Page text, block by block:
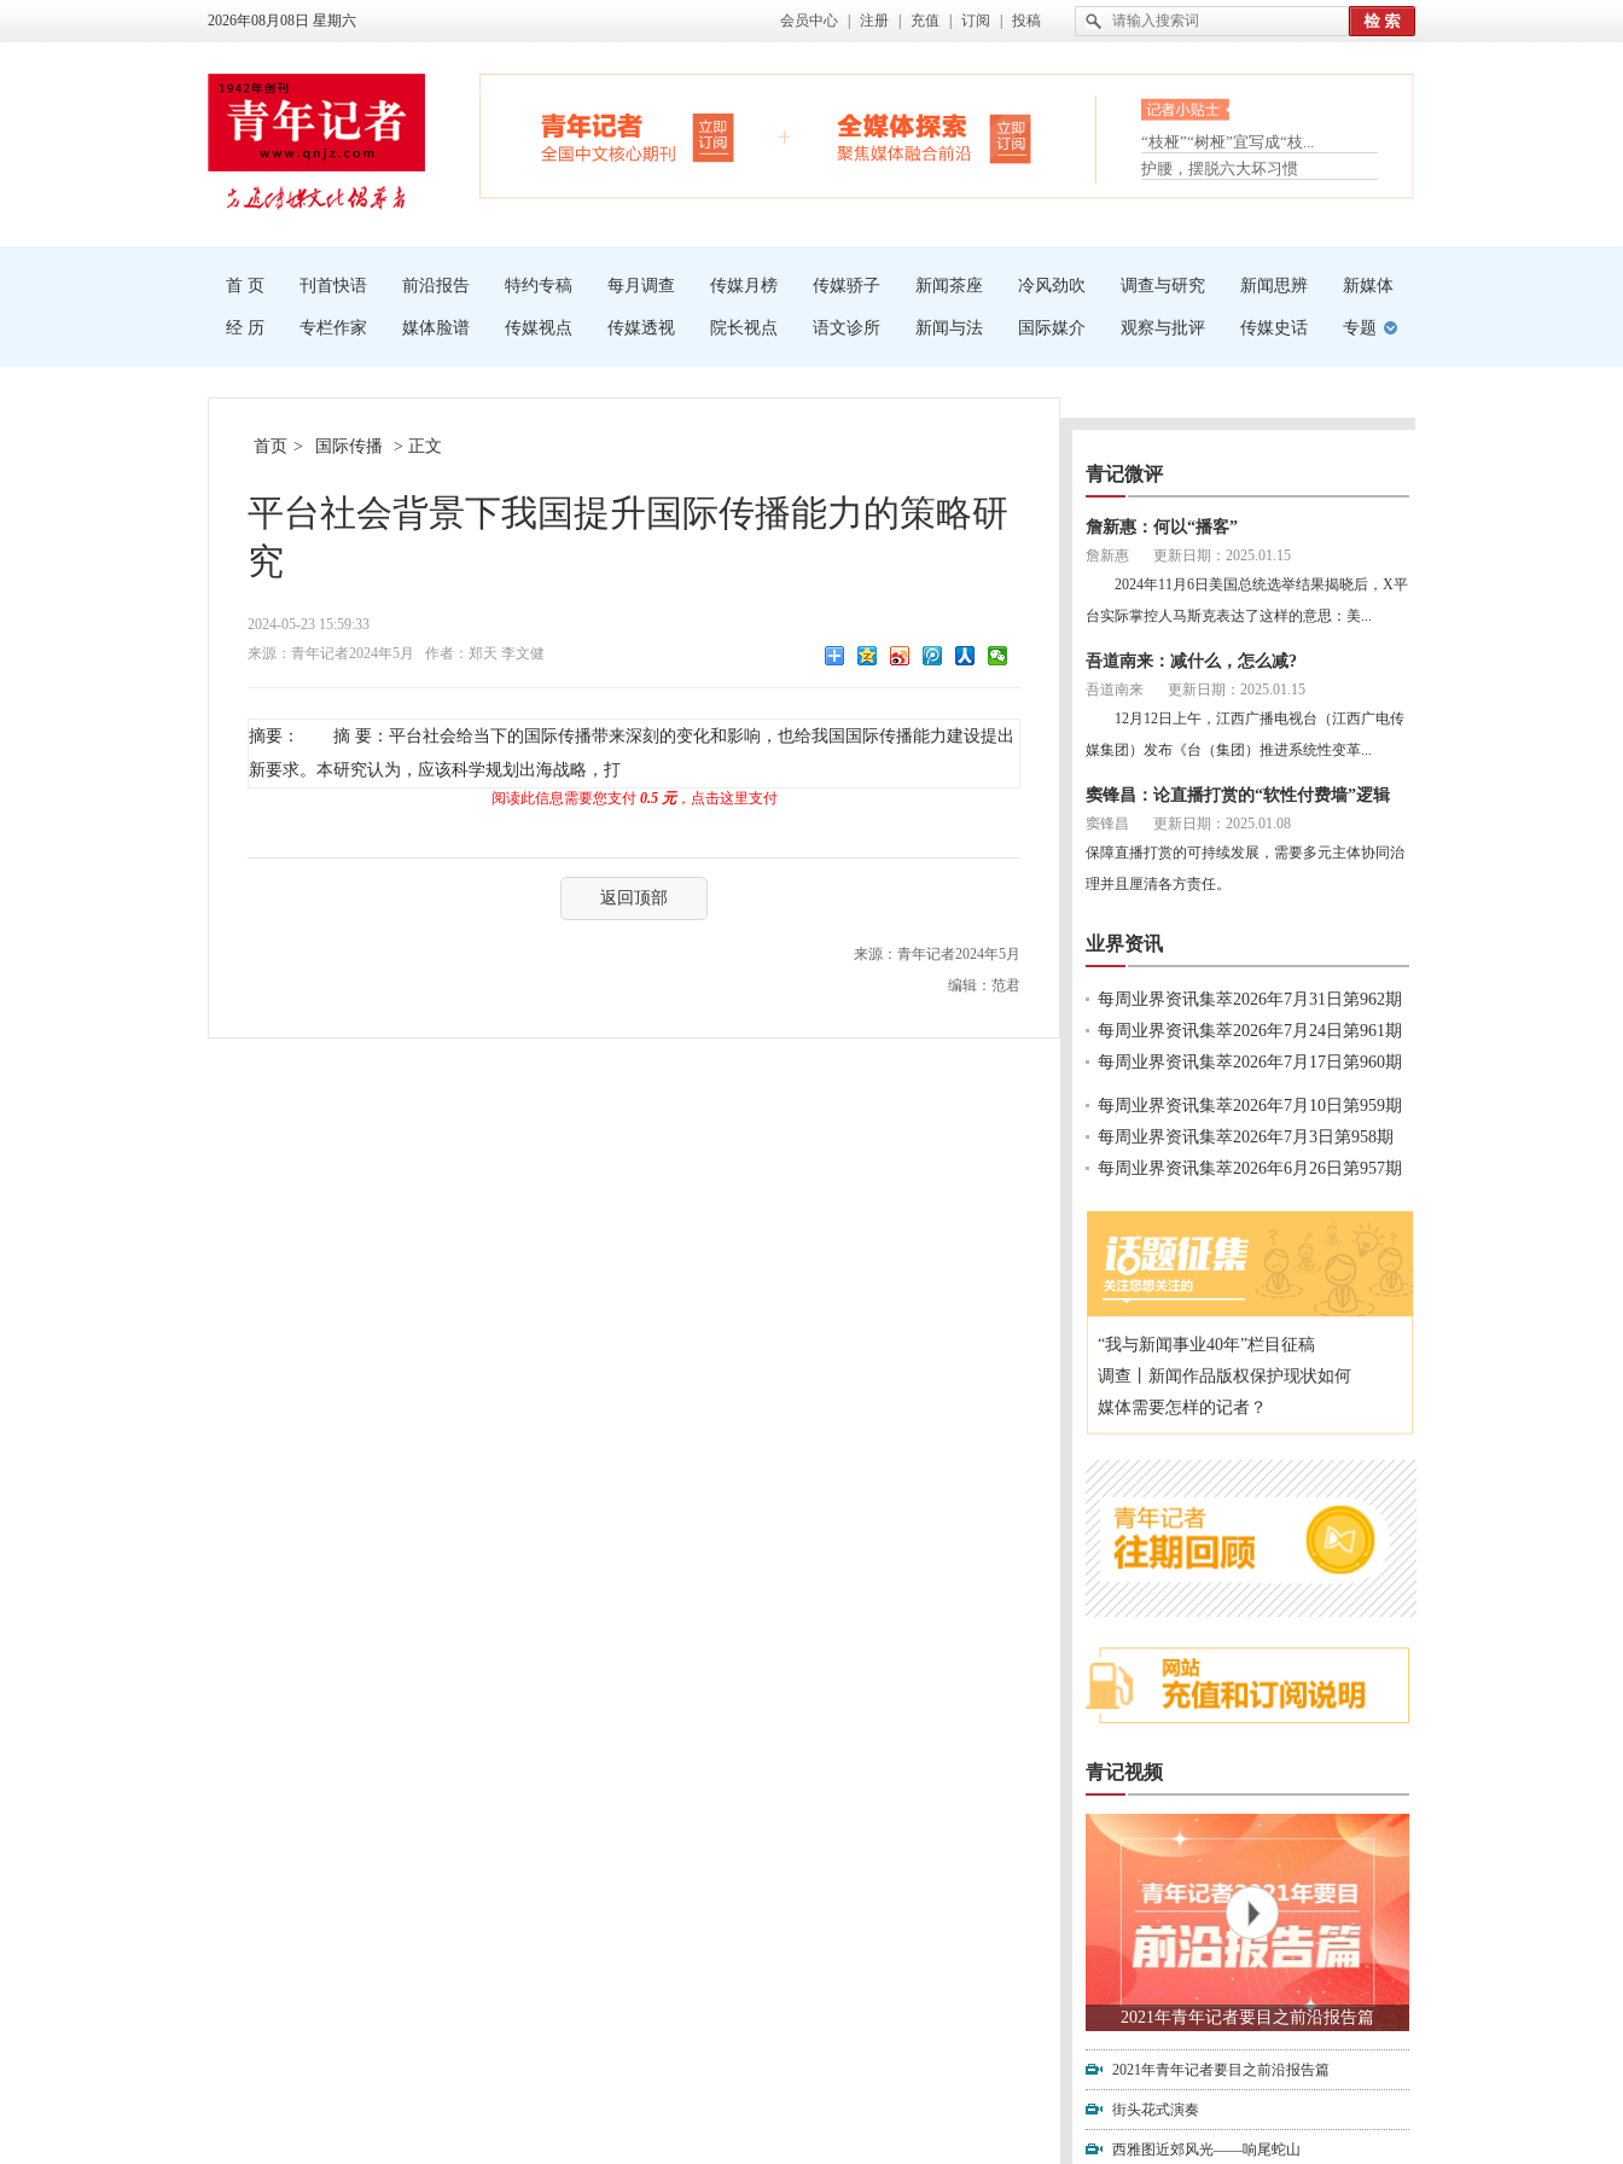
2026年08月08日 星期六 会员中心 注册 充值 订阅 投稿
眼白变红或是结膜下出血
“枝桠”“树桠”宜写成“枝...
夏天缓解疲劳有三招
护腰，摆脱六大坏习惯
首 页 刊首快语 前沿报告 特约专稿 每月调查 传媒月榜 传媒骄子 新闻茶座 冷风劲吹 调查与研究 新闻思辨 新媒体
经 历 专栏作家 媒体脸谱 传媒视点 传媒透视 院长视点 语文诊所 新闻与法 国际媒介 观察与批评 传媒史话 专题
首页 > 国际传播 > 正文
平台社会背景下我国提升国际传播能力的策略研
究
2024-05-23 15:59:33
来源：青年记者2024年5月
作者：郑天 李文健
摘要： 摘 要：平台社会给当下的国际传播带来深刻的变化和影响，也给我国国际传播能力建设提出
新要求。本研究认为，应该科学规划出海战略，打
阅读此信息需要您支付 0.5 元，点击这里支付
返回顶部
来源：青年记者2024年5月
编辑：范君
青记微评
詹新惠：何以“播客”
詹新惠
更新日期：2025.01.15
2024年11月6日美国总统选举结果揭晓后，X平
台实际掌控人马斯克表达了这样的意思：美...
吾道南来：减什么，怎么减?
吾道南来
更新日期：2025.01.15
12月12日上午，江西广播电视台（江西广电传
媒集团）发布《台（集团）推进系统性变革...
窦锋昌：论直播打赏的“软性付费墙”逻辑
窦锋昌
更新日期：2025.01.08
保障直播打赏的可持续发展，需要多元主体协同治
理并且厘清各方责任。
业界资讯
每周业界资讯集萃2026年7月31日第962期
每周业界资讯集萃2026年7月24日第961期
每周业界资讯集萃2026年7月17日第960期
每周业界资讯集萃2026年7月10日第959期
每周业界资讯集萃2026年7月3日第958期
每周业界资讯集萃2026年6月26日第957期
“我与新闻事业40年”栏目征稿
调查丨新闻作品版权保护现状如何
媒体需要怎样的记者？
青记视频
2021年青年记者要目之前沿报告篇
2021年青年记者要目之前沿报告篇
街头花式演奏
西雅图近郊风光——响尾蛇山